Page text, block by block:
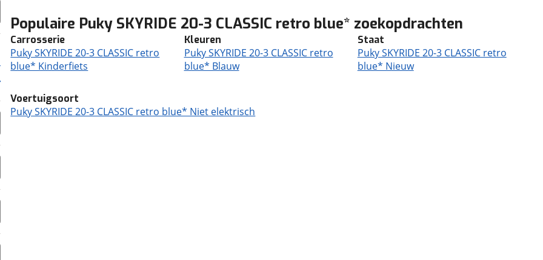
Populaire Puky SKYRIDE 20-3 CLASSIC retro blue* zoekopdrachten
Carrosserie
Puky SKYRIDE 20-3 CLASSIC retro
blue* Kinderfiets
Kleuren
Puky SKYRIDE 20-3 CLASSIC retro
blue* Blauw
Staat
Puky SKYRIDE 20-3 CLASSIC retro
blue* Nieuw
Voertuigsoort
Puky SKYRIDE 20-3 CLASSIC retro blue* Niet elektrisch